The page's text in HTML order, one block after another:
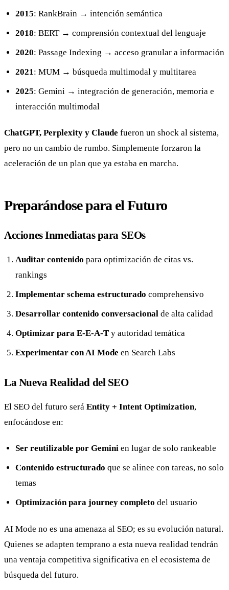
2015: RankBrain → intención semántica
2018: BERT → comprensión contextual del lenguaje
2020: Passage Indexing → acceso granular a información
2021 : MUM → búsqueda multimodal y multitarea
2025: Gemini → integración de generación, memoria e
interacción multimodal
ChatGPT, Perplexity y Claude fueron un shock al sistema,
pero no un cambio de rumbo. Simplemente forzaron la
aceleración de un plan que ya estaba en marcha.
Preparándose para el Futuro
Acciones Inmediatas para SEOs
Auditar contenido para optimización de citas vs.
rankings
Implementar schema estructurado comprehensivo
Desarrollar contenido conversacional de alta calidad
Optimizar para E-E-A-T y autoridad temática
Experimentar con AI Mode en Search Labs
La Nueva Realidad del SEO
El SEO del futuro será Entity + Intent Optimization,
enfocándose en:
Ser reutilizable por Gemini en lugar de solo rankeable
Contenido estructurado que se alinee con tareas, no solo
temas
Optimización para journey completo del usuario
AI Mode no es una amenaza al SEO; es su evolución natural.
Quienes se adapten temprano a esta nueva realidad tendrán
una ventaja competitiva significativa en el ecosistema de
búsqueda del futuro.